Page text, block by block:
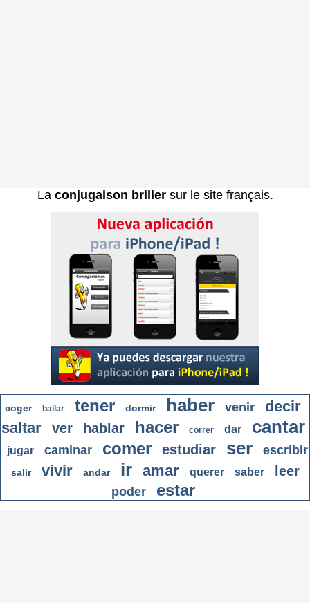
La conjugaison brillersur le site français.
coger bailar tener dormir haber venir
decir
saltar
ver hablar hacer correr dar cantar
jugar caminar comer estudiar ser escribir
salir vivir andar ir amar querer saber leer
poder estar